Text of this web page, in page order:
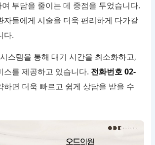
부담을 줄이는 데 중점을 두었습니다.
자들에게 시술을 더욱 편리하게 다가갈
다.
스템을 통해 대기 시간을 최소화하고,
스를 제공하고 있습니다. 전화번호 02-
하면 더욱 빠르고 쉽게 상담을 받을 수